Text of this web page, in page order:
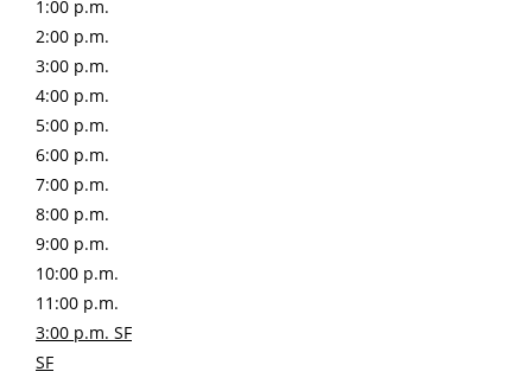
1:00 p.m.
2:00 p.m.
3:00 p.m.
4:00 p.m.
5:00 p.m.
6:00 p.m.
7:00 p.m.
8:00 p.m.
9:00 p.m.
10:00 p.m.
11:00 p.m.
3:00 p.m. SF
SF